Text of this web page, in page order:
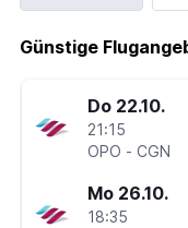
Günstige
Do 22.10.
21:15
OPO - CGN
Mo 26.10.
18:35